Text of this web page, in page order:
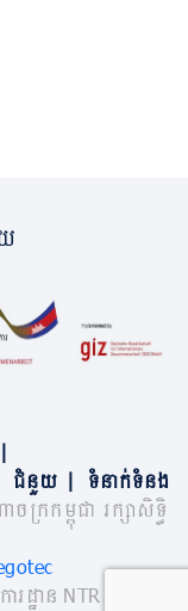
ជំនួយ
ទំនាក់ទំនង
ក្រកម្ពុជា រក្សាសិទ្ធិ
ដ្ឋាន NTR